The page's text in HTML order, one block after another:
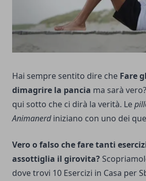
Hai sempre sentito dire che Fare
dimagrire la pancia ma sarà
qui sotto che ci dirà la verità. Le
Animanerdiniziano con uno dei
Vero o falso che fare tanti
assottiglia il girovita?
dove trovi 10 Esercizi in Casa per